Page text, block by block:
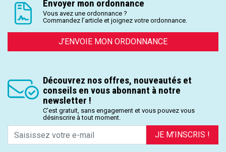
Envoyer mon ordonnance
Vous avez une ordonnance ?
Commandez l’article et joignez votre ordonnance.
J’ENVOIE MON ORDONNANCE
Découvrez nos offres, nouveautés et
conseils en vous abonnant à notre
newsletter !
C’est gratuit, sans engagement et vous pouvez vous
désinscrire à tout moment.
JE M’INSCRIS !